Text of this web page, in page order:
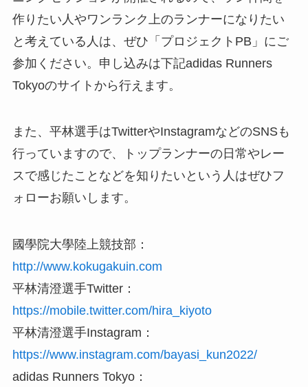
作りたい人やワンランク上のランナーになりたい
と考えている人は、ぜひ「プロジェクトPB」にご
参加ください。申し込みは下記adidas Runners
Tokyoのサイトから行えます。
また、平林選手はTwitterやInstagramなどのSNSも
行っていますので、トップランナーの日常やレー
スで感じたことなどを知りたいという人はぜひフ
ォローお願いします。
國學院大學陸上競技部：
http://www.kokugakuin.com
平林清澄選手Twitter：
https://mobile.twitter.com/hira_kiyoto
平林清澄選手Instagram：
https://www.instagram.com/bayasi_kun2022/
adidas Runners Tokyo：